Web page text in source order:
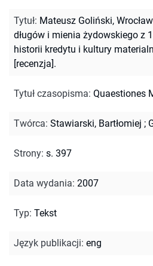
Tytuł: Mateusz Goliński,
długów i mienia żydowskiego z
historii kredytu i kultury
[recenzja].
Tytuł czasopisma: Quaestiones
Twórca: Stawiarski, Bartłomiej ;
Strony: s. 397
Data wydania: 2007
Typ: Tekst
Język publikacji: eng